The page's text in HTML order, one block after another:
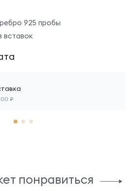
925 пробы
вставок
₽
понравиться